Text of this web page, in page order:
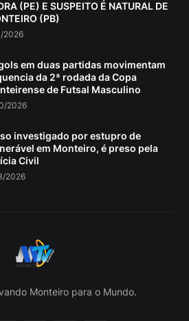
(PE) E SUSPEITO É NATURAL DE
(PB)
2026
em duas partidas movimentam
da 2ª rodada da Copa
de Futsal Masculino
2026
investigado por estupro de
em Monteiro, é preso pela
Civil
2026
Monteiro para o Mundo.